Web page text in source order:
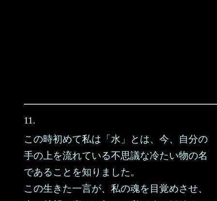
11.
この時初めて私は「水」とは、今、自分の
手の上を流れている不思議な冷たい物の名
であることを知りました。
この生きた一言が、私の魂を目覚めさせ、